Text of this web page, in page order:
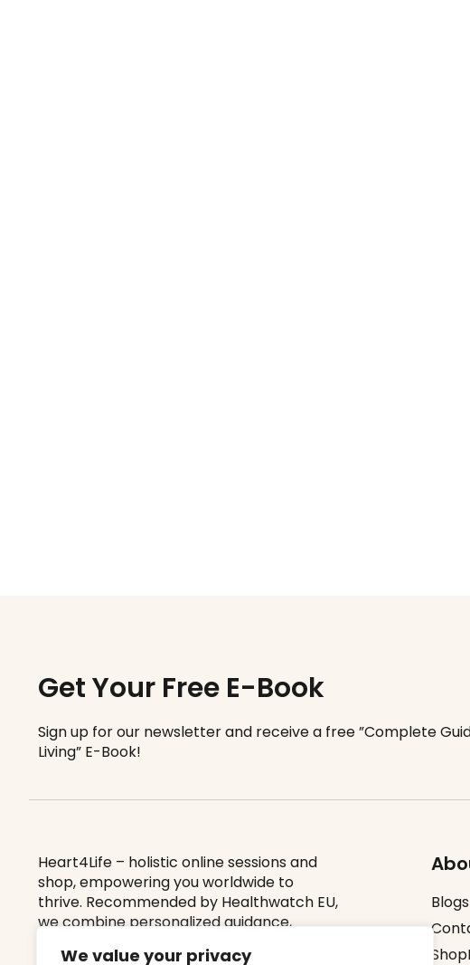
We value your privacy
Get Your Free E-Book
Sign up for our newsletter and receive a free ”Complete
Living” E-Book!
Heart4Life – holistic online sessions and
shop, empowering you worldwide to
thrive. Recommended by Healthwatch EU,
we combine personalized guidance,
Blogs